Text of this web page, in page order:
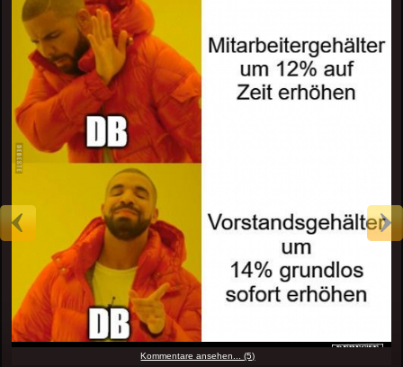
Kommentare ansehen... (5)